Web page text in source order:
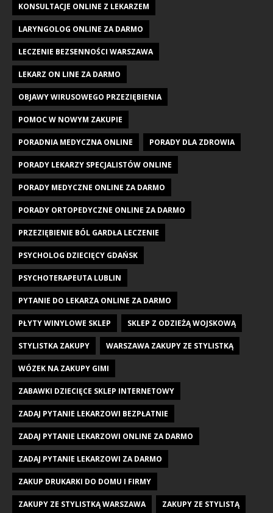
KONSULTACJE ONLINE Z LEKARZEM
LARYNGOLOG ONLINE ZA DARMO
LECZENIE BEZSENNOŚCI WARSZAWA
LEKARZ ON LINE ZA DARMO
OBJAWY WIRUSOWEGO PRZEZIĘBIENIA
POMOC W NOWYM ZAKUPIE
PORADNIA MEDYCZNA ONLINE PORADY DLA ZDROWIA
PORADY LEKARZY SPECJALISTÓW ONLINE
PORADY MEDYCZNE ONLINE ZA DARMO
PORADY ORTOPEDYCZNE ONLINE ZA DARMO
PRZEZIĘBIENIE BÓL GARDŁA LECZENIE
PSYCHOLOG DZIECIĘCY GDAŃSK
PSYCHOTERAPEUTA LUBLIN
PYTANIE DO LEKARZA ONLINE ZA DARMO
PŁYTY WINYLOWE SKLEP SKLEP Z ODZIEŻĄ WOJSKOWĄ
STYLISTKA ZAKUPY WARSZAWA ZAKUPY ZE STYLISTKĄ
WÓZEK NA ZAKUPY GIMI
ZABAWKI DZIECIĘCE SKLEP INTERNETOWY
ZADAJ PYTANIE LEKARZOWI BEZPŁATNIE
ZADAJ PYTANIE LEKARZOWI ONLINE ZA DARMO
ZADAJ PYTANIE LEKARZOWI ZA DARMO
ZAKUP DRUKARKI DO DOMU I FIRMY
ZAKUPY ZE STYLISTKĄ WARSZAWA ZAKUPY ZE STYLISTĄ